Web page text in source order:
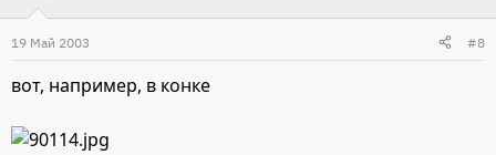
19 Май 2003 #8
вот, например, в конке